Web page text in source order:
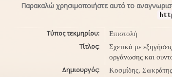
Παρακαλώ χρησιμοποιήστε αυτό το
Τύπος τεκμηρίου: Επιστολή
Τίτλος:
Σχετικά με
οργάνωσης και
Δημιουργός: Κοσμίδης, Σωκράτης